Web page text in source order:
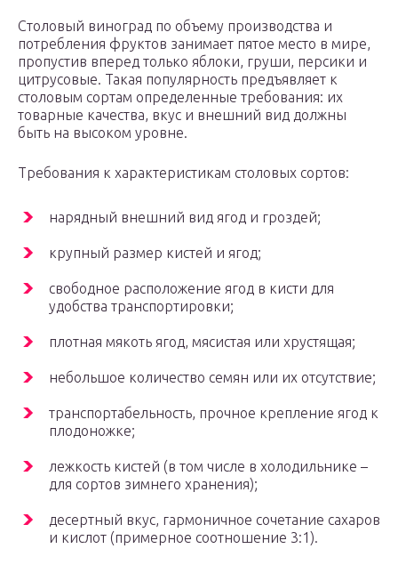
Столовый виноград по объему производства и
потребления фруктов занимает пятое место в мире,
пропустив вперед только яблоки, груши, персики и
цитрусовые. Такая популярность предъявляет к
столовым сортам определенные требования: их
товарные качества, вкус и внешний вид должны
быть на высоком уровне.
Требования к характеристикам столовых сортов:
нарядный внешний вид ягод и гроздей;
крупный размер кистей и ягод;
свободное расположение ягод в кисти для
удобства транспортировки;
плотная мякоть ягод, мясистая или хрустящая;
небольшое количество семян или их отсутствие;
транспортабельность, прочное крепление ягод к
плодоножке;
лежкость кистей (в том числе в холодильнике –
для сортов зимнего хранения);
десертный вкус, гармоничное сочетание сахаров
и кислот (примерное соотношение 3:1).